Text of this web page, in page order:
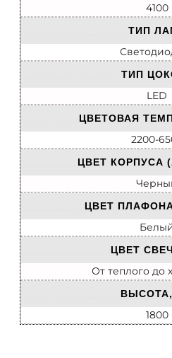
4100
ТИП
ТИП
LED
ЦВЕТОВАЯ
2200-
ЦВЕТ КОРПУСА
ЦВЕТ
ЦВЕТ
От теплого до
1800